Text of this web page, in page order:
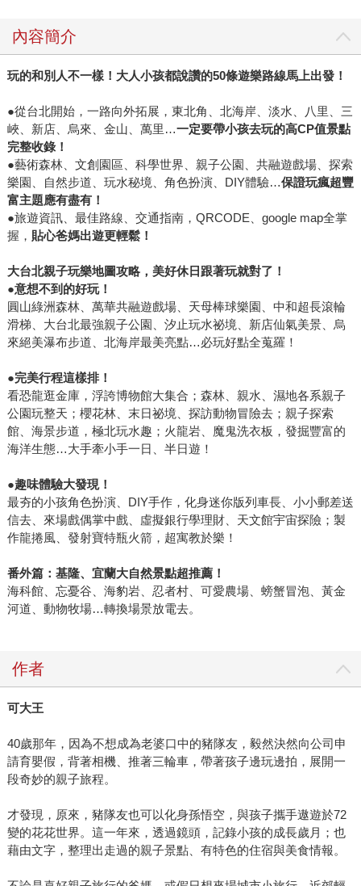
內容簡介
玩的和別人不一樣！大人小孩都說讚的50條遊樂路線馬上出發！
●從台北開始，一路向外拓展，東北角、北海岸、淡水、八里、三
峽、新店、烏來、金山、萬里…一定要帶小孩去玩的高CP值景點
完整收錄！
●藝術森林、文創園區、科學世界、親子公園、共融遊戲場、探索
樂園、自然步道、玩水秘境、角色扮演、DIY體驗…保證玩瘋超豐
富主題應有盡有！
●旅遊資訊、最佳路線、交通指南，QRCODE、google map全掌
握， 貼心爸媽出遊更輕鬆！
大台北親子玩樂地圖攻略，美好休日跟著玩就對了！
●意想不到的好玩！
圓山綠洲森林、萬華共融遊戲場、天母棒球樂園、中和超長滾輪
滑梯、大台北最強親子公園、汐止玩水祕境、新店仙氣美景、烏
來絕美瀑布步道、北海岸最美亮點…必玩好點全蒐羅！
●完美行程這樣排！
看恐龍逛金庫，浮誇博物館大集合；森林、親水、濕地各系親子
公園玩整天；櫻花林、末日祕境、探訪動物冒險去；親子探索
館、海景步道，極北玩水趣；火龍岩、魔鬼洗衣板，發掘豐富的
海洋生態…大手牽小手一日、半日遊！
●趣味體驗大發現！
最夯的小孩角色扮演、DIY手作，化身迷你版列車長、小小郵差送
信去、來場戲偶掌中戲、虛擬銀行學理財、天文館宇宙探險；製
作龍捲風、發射寶特瓶火箭，超寓教於樂！
番外篇： 基隆、宜蘭大自然景點超推薦！
海科館、忘憂谷、海豹岩、忍者村、可愛農場、螃蟹冒泡、黃金
河道、動物牧場…轉換場景放電去。
作者
可大王
40歲那年，因為不想成為老婆口中的豬隊友，毅然決然向公司申
請育嬰假，背著相機、推著三輪車，帶著孩子邊玩邊拍，展開一
段奇妙的親子旅程。
才發現，原來，豬隊友也可以化身孫悟空，與孩子攜手遨遊於72
變的花花世界。這一年來，透過鏡頭，記錄小孩的成長歲月；也
藉由文字，整理出走過的親子景點、有特色的住宿與美食情報。